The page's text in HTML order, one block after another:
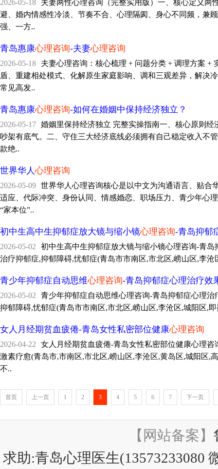
2026-05-18
夫妻两性心理咨询（完整实用版）一、核心定义两
避、婚内情感性冷淡、节奏不合、心理隔阂、身心不同频，兼
强、一方..
青岛惠康心理咨询-夫妻心理咨询
2026-05-18
夫妻心理咨询：核心梳理 + 问题分类 + 调理方案
盾、重建相处模式、化解原生家庭影响、调和三观差异，解决
常见高发..
青岛惠康心理咨询-如何在婚姻中保持经济独立？
2026-05-17 婚姻里保持经济独立 完整实操指南一、核心原则
吵架有底气。二、守住三大经济底线必须拥有自己稳定收入不
款绝..
世界华人心理咨询
2026-05-09 世界华人心理咨询核心是以中文为沟通语言、贴合
适应、代际冲突、身份认同、情感婚恋、职场压力、青少年心
“家本位”..
初中生高中生抑郁症放大镜与缩小镜心理咨询-青岛抑郁
2026-05-02
初中生高中生抑郁症放大镜与缩小镜心理咨询-青岛
治疗抑郁症,抑郁障碍,忧郁症(青岛市市南区,市北区,崂山区,李
青少年抑郁症自动思维心理咨询-青岛抑郁症心理治疗效
2026-05-02
青少年抑郁症自动思维心理咨询-青岛抑郁症心理治
抑郁障碍,忧郁症(青岛市市南区,市北区,崂山区,李沧区,城阳区,
女人月经期贫血疲倦-青岛女性私密部位健康心理咨询
2026-04-22
女人月经期贫血疲倦-青岛女性私密部位健康心理咨
激素疗愈(青岛市,市南区,市北区,崂山区,李沧区,黄岛区,城阳区,
不..
首页 上一页 1 2 3 4 5 6 7 下一页
【网站备案】
求助:青岛心理医生(13573233080